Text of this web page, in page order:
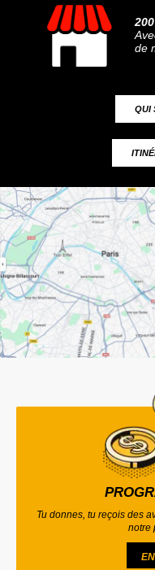
de
QUI
Tu donnes, tu reçois des
notre